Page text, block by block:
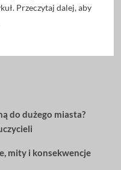
Przeczytaj dalej, aby
do dużego miasta?
mity i konsekwencje